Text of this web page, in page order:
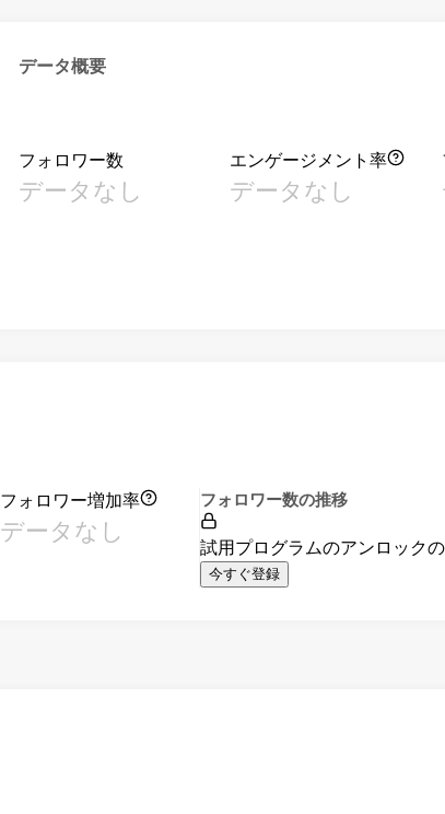
データ概要
フォロワー数
データなし
エンゲージメント率
データなし
フォロワー増加率
データなし
フォロワー数の推移
試用プログラムのアンロックの
今すぐ登録